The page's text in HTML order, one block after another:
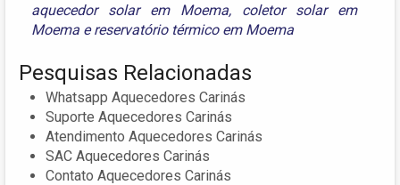
aquecedor solar em Moema, coletor solar em
Moema ereservatório térmico em Moema
Pesquisas Relacionadas
Whatsapp Aquecedores Carinás
Suporte Aquecedores Carinás
Atendimento Aquecedores Carinás
SAC Aquecedores Carinás
Contato Aquecedores Carinás